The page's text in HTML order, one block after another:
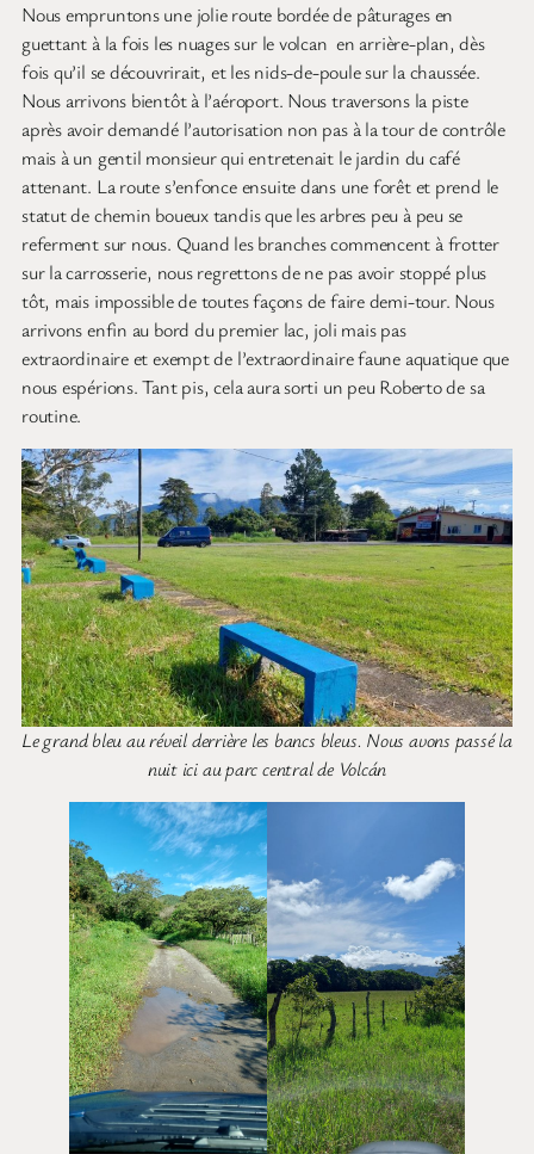
Nous empruntons une jolie route bordée de pâturages en
guettant à la fois les nuages sur le volcan en arrière-plan, dès
fois qu’il se découvrirait, et les nids-de-poule sur la chaussée.
Nous arrivons bientôt à l’aéroport. Nous traversons la piste
après avoir demandé l’autorisation non pas à la tour de contrôle
mais à un gentil monsieur qui entretenait le jardin du café
attenant. La route s’enfonce ensuite dans une forêt et prend le
statut de chemin boueux tandis que les arbres peu à peu se
referment sur nous. Quand les branches commencent à frotter
sur la carrosserie, nous regrettons de ne pas avoir stoppé plus
tôt, mais impossible de toutes façons de faire demi-tour. Nous
arrivons enfin au bord du premier lac, joli mais pas
extraordinaire et exempt de l’extraordinaire faune aquatique que
nous espérions. Tant pis, cela aura sorti un peu Roberto de sa
routine.
Le grand bleu au réveil derrière les bancs bleus. Nous avons passé la
nuit ici au parc central de Volcán